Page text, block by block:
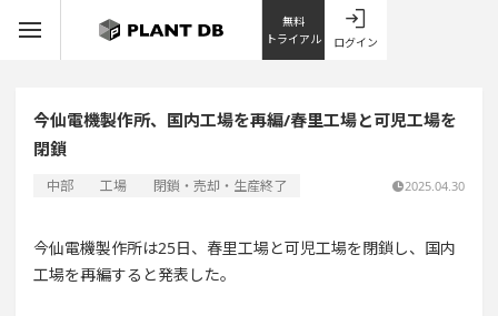
無料
トライアル
ログイン
今仙電機製作所、国内工場を再編/春里工場と可児工場を
閉鎖
中部 工場 閉鎖・売却・生産終了 2025.04.30
今仙電機製作所は25日、春里工場と可児工場を閉鎖し、国内
工場を再編すると発表した。